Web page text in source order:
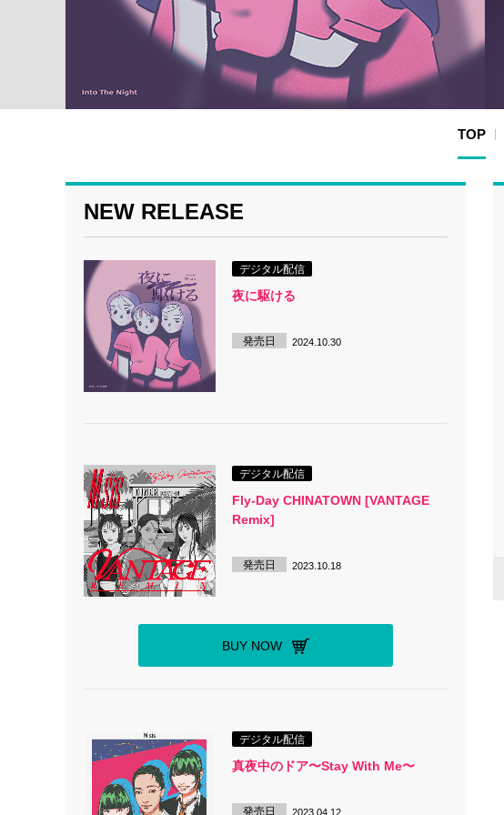
TOP
NEW RELEASE
デジタル配信
夜に駆ける
発売日 2024.10.30
デジタル配信
Fly-Day CHINATOWN [VANTAGE
Remix]
発売日 2023.10.18
BUY NOW
デジタル配信
真夜中のドア〜Stay With Me〜
発売日 2023.04.12